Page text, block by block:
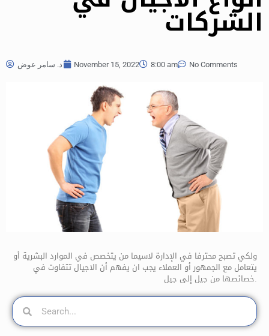
الشركات
د. سامر عوض November 15, 2022 8:00 am No Comments
ولكي تصبح محترفا في الإدارة لاسيما من يتخصص في الموارد البشرية أو
يتعامل مع الجمهور أو العملاء يجب ان يفهم أن الاجيال تتفاوت في
خصائصها من جيل إلى جيل.